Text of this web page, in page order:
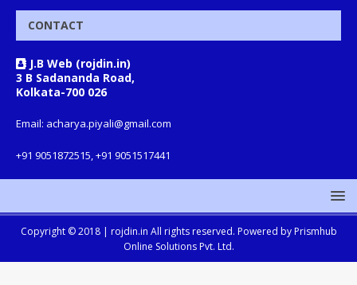
CONTACT
J.B Web (rojdin.in)
3 B Sadananda Road,
Kolkata-700 026
Email: acharya.piyali@gmail.com
+91 9051872515, +91 9051517441
Copyright © 2018 | rojdin.in All rights reserved. Powered by Prismhub
Online Solutions Pvt. Ltd.